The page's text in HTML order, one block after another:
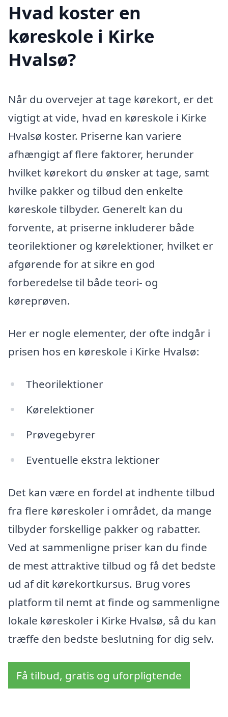
Hvad koster en
køreskole i Kirke
Hvalsø?
Når du overvejer at tage kørekort, er det
vigtigt at vide, hvad en køreskole i Kirke
Hvalsø koster. Priserne kan variere
afhængigt af flere faktorer, herunder
hvilket kørekort du ønsker at tage, samt
hvilke pakker og tilbud den enkelte
køreskole tilbyder. Generelt kan du
forvente, at priserne inkluderer både
teorilektioner og kørelektioner, hvilket er
afgørende for at sikre en god
forberedelse til både teori- og
køreprøven.
Her er nogle elementer, der ofte indgår i
prisen hos en køreskole i Kirke Hvalsø:
Theorilektioner
Kørelektioner
Prøvegebyrer
Eventuelle ekstra lektioner
Det kan være en fordel at indhente tilbud
fra flere køreskoler i området, da mange
tilbyder forskellige pakker og rabatter.
Ved at sammenligne priser kan du finde
de mest attraktive tilbud og få det bedste
ud af dit kørekortkursus. Brug vores
platform til nemt at finde og sammenligne
lokale køreskoler i Kirke Hvalsø, så du kan
træffe den bedste beslutning for dig selv.
Få tilbud, gratis og uforpligtende